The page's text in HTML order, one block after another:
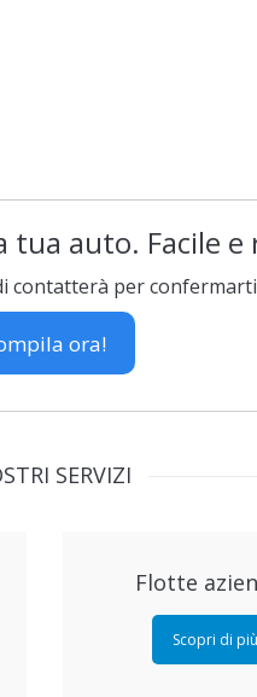
auto. Facile
per
ora!
SERVIZI
Flotte
Scopri di più